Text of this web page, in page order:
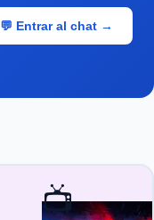
💬 Entrar al chat →
📺